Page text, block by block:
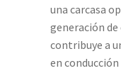
una carcasa
generación
contribuye a
en